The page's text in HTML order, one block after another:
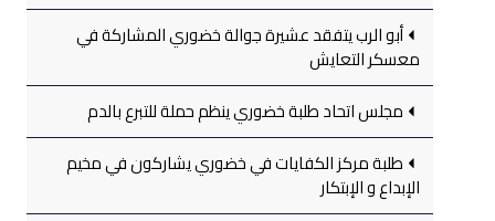
أبو الرب يتفقد عشيرة جوالة خضوري المشاركة في
معسكر التعايش
مجلس اتحاد طلبة خضوري ينظم حملة للتبرع بالدم
طلبة مركز الكفايات في خضوري يشاركون في مخيم
الإبداع و الإبتكار